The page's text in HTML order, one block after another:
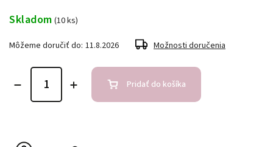
Skladom (10 ks)
Môžeme doručiť do: 11.8.2026 Možnosti doručenia
Pridať do košíka